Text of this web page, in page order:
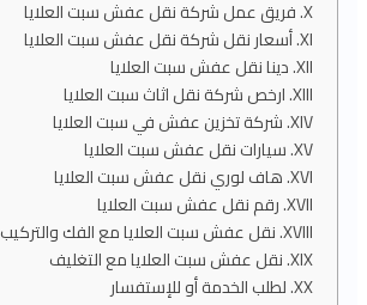
فريق عمل شركة نقل عفش سبت العلايا
أسعار نقل شركة نقل عفش سبت العلايا
دينا نقل عفش سبت العلايا
ارخص شركة نقل اثاث سبت العلايا
شركة تخزين عفش في سبت العلايا
سيارات نقل عفش سبت العلايا
هاف لوري نقل عفش سبت العلايا
رقم نقل عفش سبت العلايا
نقل عفش سبت العلايا مع الفك والتركيب
نقل عفش سبت العلايا مع التغليف
لطلب الخدمة أو للإستفسار